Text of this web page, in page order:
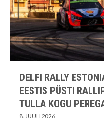
DELFI RALLY
EESTIS PÜSTI
TULLA KOGU
8. JUULI 2026